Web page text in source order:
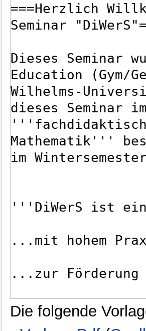
Die folgende